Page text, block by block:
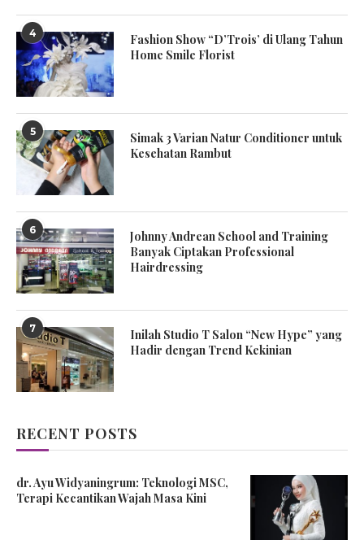
4
Fashion Show “D’Trois’ di Ulang Tahun
Home Smile Florist
5
Simak 3 Varian Natur Conditioner untuk
Kesehatan Rambut
6
Johnny Andrean School and Training
Banyak Ciptakan Professional
Hairdressing
7
Inilah Studio T Salon “New Hype” yang
Hadir dengan Trend Kekinian
RECENT POSTS
dr. Ayu Widyaningrum: Teknologi MSC,
Terapi Kecantikan Wajah Masa Kini